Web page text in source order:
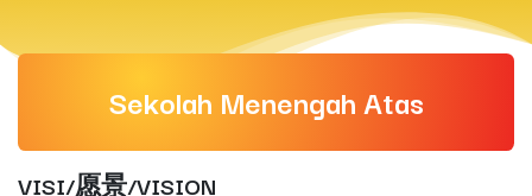
Sekolah Menengah Atas
VISI/愿景/VISION